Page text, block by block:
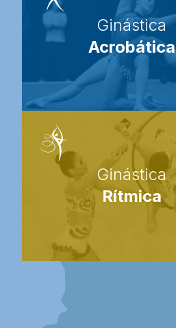
Ginástica
Acrobática
Ginástica
Rítmica